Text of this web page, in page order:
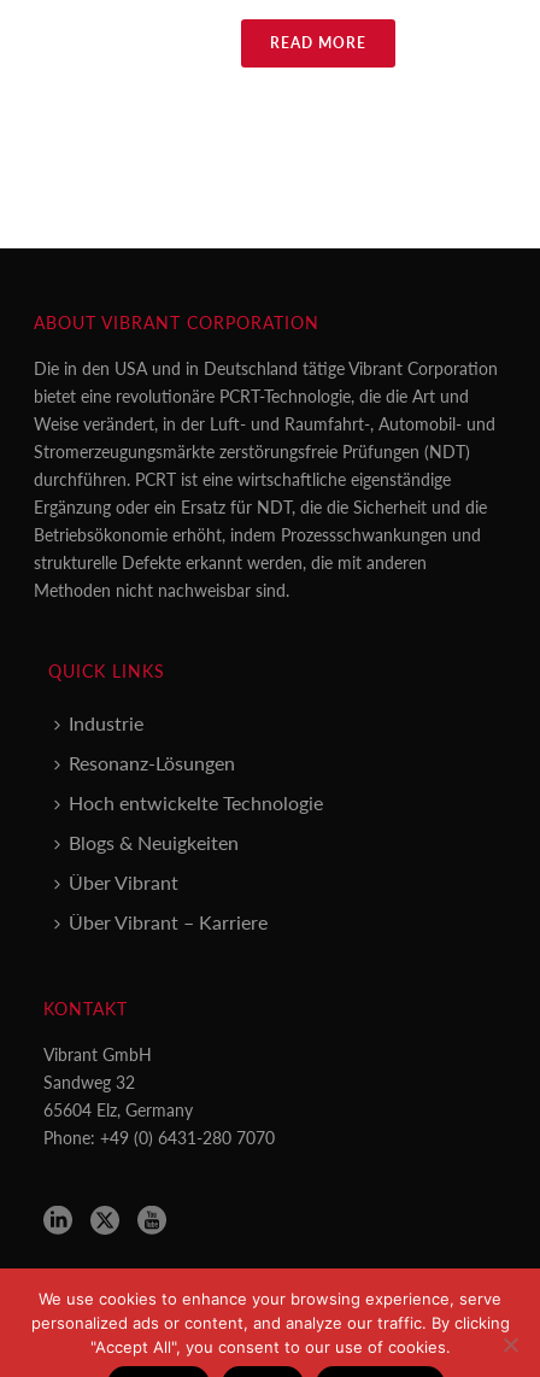
READ MORE
ABOUT VIBRANT CORPORATION
Die in den USA und in Deutschland tätige Vibrant Corporation
bietet eine revolutionäre PCRT-Technologie, die die Art und
Weise verändert, in der Luft- und Raumfahrt-, Automobil- und
Stromerzeugungsmärkte zerstörungsfreie Prüfungen (NDT)
durchführen. PCRT ist eine wirtschaftliche eigenständige
Ergänzung oder ein Ersatz für NDT, die die Sicherheit und die
Betriebsökonomie erhöht, indem Prozessschwankungen und
strukturelle Defekte erkannt werden, die mit anderen
Methoden nicht nachweisbar sind.
QUICK LINKS
Industrie
Resonanz-Lösungen
Hoch entwickelte Technologie
Blogs & Neuigkeiten
Über Vibrant
Über Vibrant – Karriere
KONTAKT
Vibrant GmbH
Sandweg 32
65604 Elz, Germany
Phone: +49 (0) 6431-280 7070
Copyright All Rights Reserved © 2021
We use cookies to enhance your browsing experience, serve
personalized ads or content, and analyze our traffic. By clicking
"Accept All", you consent to our use of cookies.